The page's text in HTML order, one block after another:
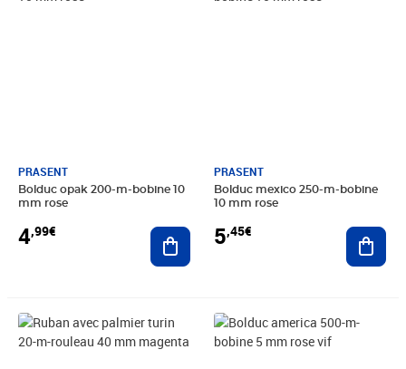
PRASENT
Bolduc opak 200-m-bobine 10
mm rose
4,99€ Ajouter au panier
PRASENT
Bolduc mexico 250-m-bobine
10 mm rose
5,45€
Prix barré 11,60€
Prix 2,00€ Prix 4,49€